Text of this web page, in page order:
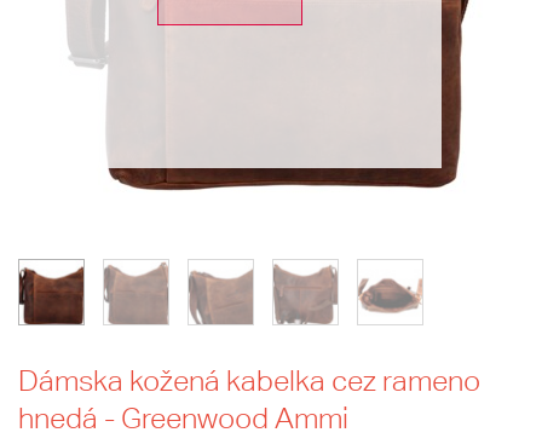
Dámska kožená kabelka cez rameno
hnedá - Greenwood Ammi